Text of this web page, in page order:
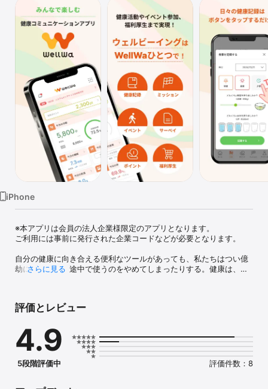
iPhone
※本アプリは会員の法人企業様限定のアプリとなります。
ご利用には事前に発行された企業コードなどが必要となります。
自分の健康に向き合える便利なツールがあっても、私たちはつい億
劫になったり、途中で使うのをやめてしまったりする。健康は、意
まわりの目が、モチベーションに。家族や仲間と励まし合えたり、
ーションも増えていく。
「WellWa（ウェルワ）」は、自分ひとりではなく、みんなで輪にな
って
健康を目指すための新たな仕組みを、ぜひご活用ください。
さらに見る
評価とレビュー
4.9
5段階評価中 評価件数：8